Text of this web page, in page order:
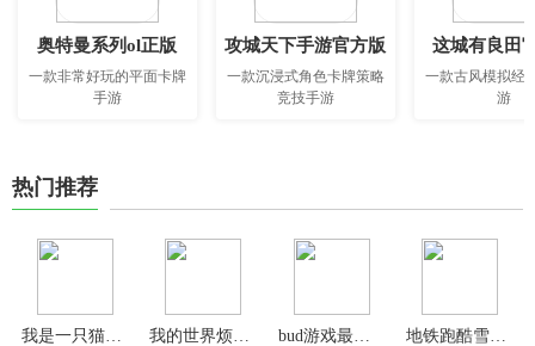
奥特曼系列ol正版
一款非常好玩的平面卡牌
手游
攻城天下手游官方版
一款沉浸式角色卡牌策略
竞技手游
这城有良田
一款古风模拟经
游
热门推荐
我是一只猫游戏 bud游戏最新版